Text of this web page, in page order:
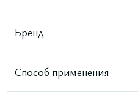
Бренд
Способ применения